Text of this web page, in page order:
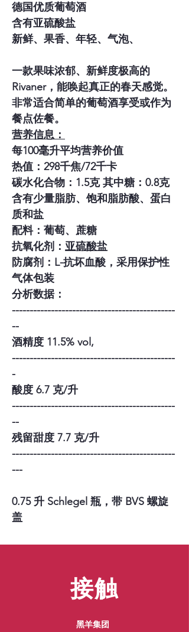
德国优质葡萄酒
含有亚硫酸盐
新鲜、果香、年轻、气泡、
一款果味浓郁、新鲜度极高的
Rivaner，能唤起真正的春天感觉。
非常适合简单的葡萄酒享受或作为
餐点佐餐。
营养信息：
每100毫升平均营养价值
热值：298千焦/72千卡
碳水化合物：1.5克 其中糖：0.8克
含有少量脂肪、饱和脂肪酸、蛋白
质和盐
配料：葡萄、蔗糖
抗氧化剂： 亚硫酸盐
防腐剂：L-抗坏血酸，采用保护性
气体包装
分析数据：
----------------------------------------------
--
酒精度 11.5% vol,
----------------------------------------------
-
酸度 6.7 克/升
----------------------------------------------
--
残留甜度 7.7 克/升
----------------------------------------------
---
0.75 升 Schlegel 瓶，带 BVS 螺旋
盖
接触
黑羊集团